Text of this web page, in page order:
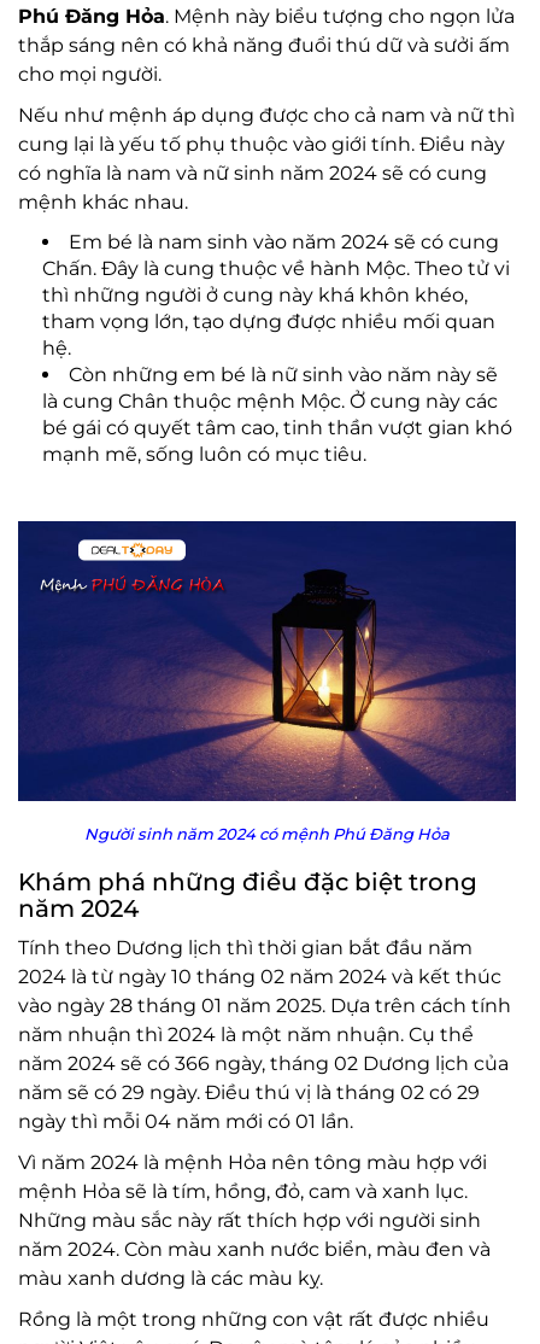
Phú Đăng Hỏa. Mệnh này biểu tượng cho ngọn lửa
thắp sáng nên có khả năng đuổi thú dữ và sưởi ấm
cho mọi người.
Nếu như mệnh áp dụng được cho cả nam và nữ thì
cung lại là yếu tố phụ thuộc vào giới tính. Điều này
có nghĩa là nam và nữ sinh năm 2024 sẽ có cung
mệnh khác nhau.
Em bé là nam sinh vào năm 2024 sẽ có cung
Chấn. Đây là cung thuộc về hành Mộc. Theo tử vi
thì những người ở cung này khá khôn khéo,
tham vọng lớn, tạo dựng được nhiều mối quan
hệ.
Còn những em bé là nữ sinh vào năm này sẽ
là cung Chân thuộc mệnh Mộc. Ở cung này các
bé gái có quyết tâm cao, tinh thần vượt gian khó
mạnh mẽ, sống luôn có mục tiêu.
Người sinh năm 2024 có mệnh Phú Đăng Hỏa
Khám phá những điều đặc biệt trong
năm 2024
Tính theo Dương lịch thì thời gian bắt đầu năm
2024 là từ ngày 10 tháng 02 năm 2024 và kết thúc
vào ngày 28 tháng 01 năm 2025. Dựa trên cách tính
năm nhuận thì 2024 là một năm nhuận. Cụ thể
năm 2024 sẽ có 366 ngày, tháng 02 Dương lịch của
năm sẽ có 29 ngày. Điều thú vị là tháng 02 có 29
ngày thì mỗi 04 năm mới có 01 lần.
Vì năm 2024 là mệnh Hỏa nên tông màu hợp với
mệnh Hỏa sẽ là tím, hồng, đỏ, cam và xanh lục.
Những màu sắc này rất thích hợp với người sinh
năm 2024. Còn màu xanh nước biển, màu đen và
màu xanh dương là các màu kỵ.
Rồng là một trong những con vật rất được nhiều